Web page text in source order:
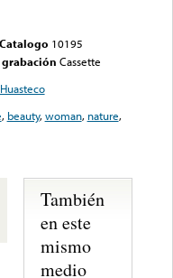
10195
Cassette
, beauty,woman, nature,
También
en este
mismo
medio